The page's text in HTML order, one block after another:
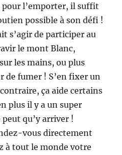
pour l’emporter, il suffit
possible à son défi !
s’agir de participer au
le mont Blanc,
les mains, ou plus
de fumer ! S’en fixer un
ça aide certains
plus il y a un super
peut qu’y arriver !
vous directement
à tout le monde votre